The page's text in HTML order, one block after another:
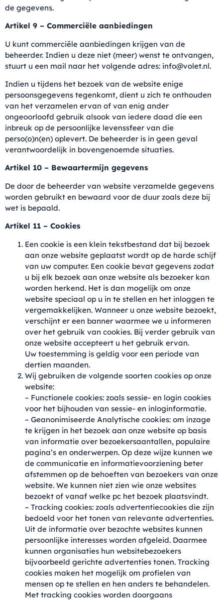
de gegevens.
Artikel 9 – Commerciële aanbiedingen
U kunt commerciële aanbiedingen krijgen van de
beheerder. Indien u deze niet (meer) wenst te ontvangen,
stuurt u een mail naar het volgende adres: info@volet.nl.
Indien u tijdens het bezoek van de website enige
persoonsgegevens tegenkomt, dient u zich te onthouden
van het verzamelen ervan of van enig ander
ongeoorloofd gebruik alsook van iedere daad die een
inbreuk op de persoonlijke levenssfeer van die
perso(o)n(en) oplevert. De beheerder is in geen geval
verantwoordelijk in bovengenoemde situaties.
Artikel 10 – Bewaartermijn gegevens
De door de beheerder van website verzamelde gegevens
worden gebruikt en bewaard voor de duur zoals deze bij
wet is bepaald.
Artikel 11 – Cookies
Een cookie is een klein tekstbestand dat bij bezoek
aan onze website geplaatst wordt op de harde schijf
van uw computer. Een cookie bevat gegevens zodat
u bij elk bezoek aan onze website als bezoeker kan
worden herkend. Het is dan mogelijk om onze
website speciaal op u in te stellen en het inloggen te
vergemakkelijken. Wanneer u onze website bezoekt,
verschijnt er een banner waarmee we u informeren
over het gebruik van cookies. Bij verder gebruik van
onze website accepteert u het gebruik ervan.
Uw toestemming is geldig voor een periode van
dertien maanden.
Wij gebruiken de volgende soorten cookies op onze
website:
– Functionele cookies: zoals sessie- en login cookies
voor het bijhouden van sessie- en inloginformatie.
– Geanonimiseerde Analytische cookies: om inzage
te krijgen in het bezoek aan onze website op basis
van informatie over bezoekersaantallen, populaire
pagina’s en onderwerpen. Op deze wijze kunnen we
de communicatie en informatievoorziening beter
afstemmen op de behoeften van bezoekers van onze
website. We kunnen niet zien wie onze websites
bezoekt of vanaf welke pc het bezoek plaatsvindt.
– Tracking cookies: zoals advertentiecookies die zijn
bedoeld voor het tonen van relevante advertenties.
Uit de informatie over bezochte websites kunnen
persoonlijke interesses worden afgeleid. Daarmee
kunnen organisaties hun websitebezoekers
bijvoorbeeld gerichte advertenties tonen. Tracking
cookies maken het mogelijk om profielen van
mensen op te stellen en hen anders te behandelen.
Met tracking cookies worden doorgaans